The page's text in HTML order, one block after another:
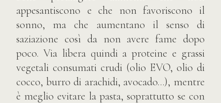
appesantiscono e che non favoriscono il
sonno, ma che aumentano il senso di
saziazione così da non avere fame dopo
poco. Via libera quindi a proteine e grassi
vegetali consumati crudi (olio EVO, olio di
cocco, burro di arachidi, avocado…), mentre
è meglio evitare la pasta, soprattutto se con